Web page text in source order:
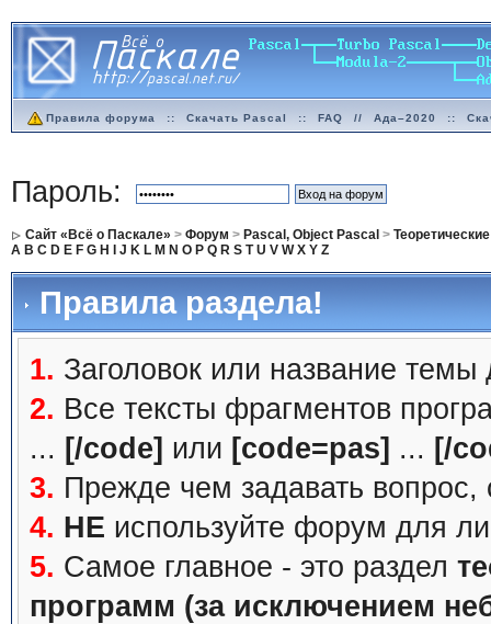
Правила форума :: Скачать Pascal :: FAQ // Ада–2020 ::
Пароль:
Сайт «Всё о Паскале» > Форум > Pascal, Object Pascal >
A B C D E F G H J K L M N O P Q R S T U V W X Y Z
Правила раздела!
1. Заголовок или название
2. Все тексты фрагментов
... [/code] или [code=pas] ... [/
3. Прежде чем задавать вопрос,
4. НЕ используйте форум для
5. Самое главное - это раздел
программ (за исключением